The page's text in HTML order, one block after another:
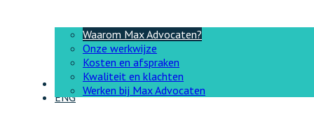
Waarom Max Advocaten?
Onze werkwijze
Kosten en afspraken
Kwaliteit en klachten
Werken bij Max Advocaten
Contact
ENG